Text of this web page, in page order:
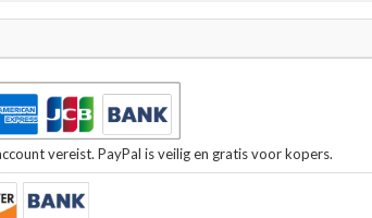
vereist. PayPal is veilig en gratis voor kopers.